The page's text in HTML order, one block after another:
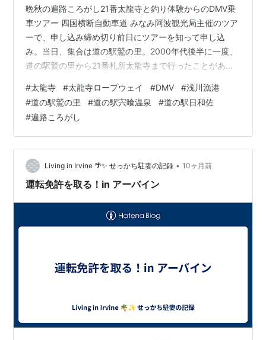
晩秋の遍路ころがし21番太龍寺と釣り体験からのDMV乗
車ツアー 四国横断自動車道 みなみ阿波観光局主催のツア
ーで、申し込み締め切り前日にツアーを知って申し込
み。当日、集合は道の駅鷲の里。2000年代後半に一度、
道の駅鷲の里から21番札所太龍寺まで行ったことがあっ
てしまい、再度、乗り直し。休憩をはさみながら順調に
走っていたのですが…。 県道19号阿南鷲敷日和佐線 途中
まで快適だったのが画像の通り道幅は狭くなり離合がし
んどい道路を走行。目的地には進んでいるのですが結
構、ヒヤヒヤしながらの走行です。爆走できないうえ、
後方を付いてくる地元民の車には追い…
#太龍寺 #太龍寺ロープウェイ #DMV #浅川漁港
#道の駅鷲の里 #道の駅宍喰温泉 #道の駅日和佐
#遍路ころがし
Living in Irvine 🌴✨ せっかち駐妻の記録 • 10ヶ月前
運転免許を取る！in アーバイン